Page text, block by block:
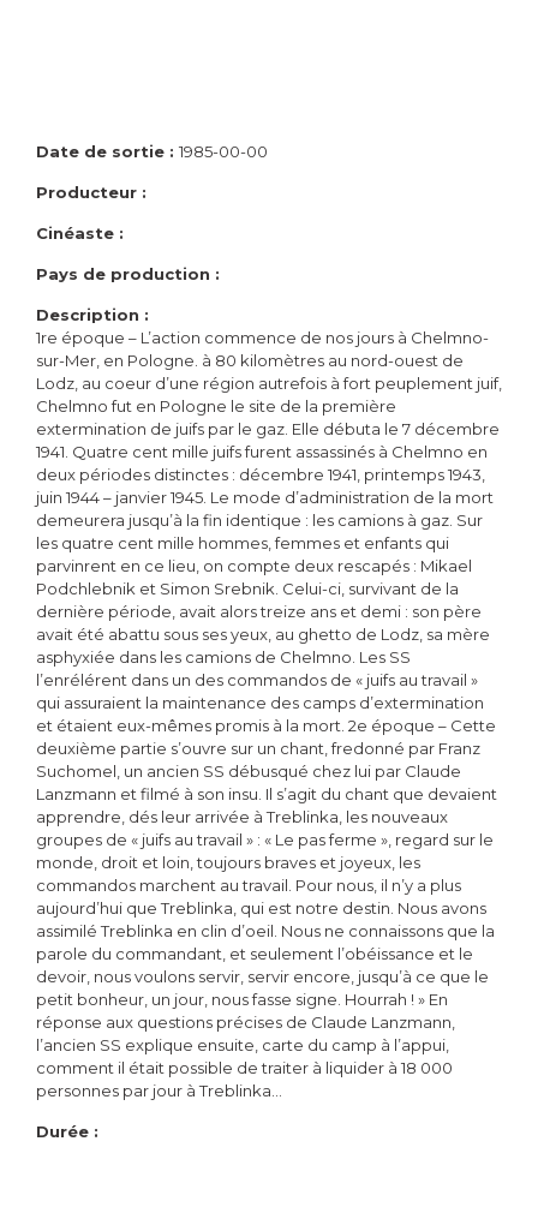
Date de sortie : 1985-00-00
Producteur :
Cinéaste :
Pays de production :
Description :
1re époque – L’action commence de nos jours à Chelmno-
sur-Mer, en Pologne. à 80 kilomètres au nord-ouest de
Lodz, au coeur d’une région autrefois à fort peuplement juif,
Chelmno fut en Pologne le site de la première
extermination de juifs par le gaz. Elle débuta le 7 décembre
1941. Quatre cent mille juifs furent assassinés à Chelmno en
deux périodes distinctes : décembre 1941, printemps 1943,
juin 1944 – janvier 1945. Le mode d’administration de la mort
demeurera jusqu’à la fin identique : les camions à gaz. Sur
les quatre cent mille hommes, femmes et enfants qui
parvinrent en ce lieu, on compte deux rescapés : Mikael
Podchlebnik et Simon Srebnik. Celui-ci, survivant de la
dernière période, avait alors treize ans et demi : son père
avait été abattu sous ses yeux, au ghetto de Lodz, sa mère
asphyxiée dans les camions de Chelmno. Les SS
l’enrélérent dans un des commandos de « juifs au travail »
qui assuraient la maintenance des camps d’extermination
et étaient eux-mêmes promis à la mort. 2e époque – Cette
deuxième partie s’ouvre sur un chant, fredonné par Franz
Suchomel, un ancien SS débusqué chez lui par Claude
Lanzmann et filmé à son insu. Il s’agit du chant que devaient
apprendre, dés leur arrivée à Treblinka, les nouveaux
groupes de « juifs au travail » : « Le pas ferme », regard sur le
monde, droit et loin, toujours braves et joyeux, les
commandos marchent au travail. Pour nous, il n’y a plus
aujourd’hui que Treblinka, qui est notre destin. Nous avons
assimilé Treblinka en clin d’oeil. Nous ne connaissons que la
parole du commandant, et seulement l’obéissance et le
devoir, nous voulons servir, servir encore, jusqu’à ce que le
petit bonheur, un jour, nous fasse signe. Hourrah ! » En
réponse aux questions précises de Claude Lanzmann,
l’ancien SS explique ensuite, carte du camp à l’appui,
comment il était possible de traiter à liquider à 18 000
personnes par jour à Treblinka…
Durée :